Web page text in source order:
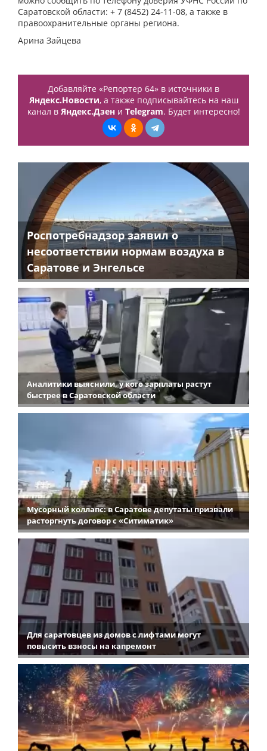
Саратовской области: + 7 (8452) 24-11-08, а также в
правоохранительные органы региона.
Арина Зайцева
Добавляйте «Репортер 64» в источники в
Яндекс.Новости, а также подписывайтесь на наш
канал в Яндекс.Дзени Telegram. Будет интересно!
Роспотребнадзор заявил о
несоответствии нормам воздуха в
Саратове и Энгельсе
Аналитики выяснили, у кого зарплаты растут
быстрее в Саратовской области
Мусорный коллапс: в Саратове депутаты призвали
расторгнуть договор с «Ситиматик»
Для саратовцев из домов с лифтами могут
повысить взносы на капремонт